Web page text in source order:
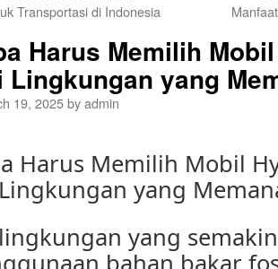
Transportasi di Indonesia
Harus Memilih
Lingkungan yang
19, 2025byadmin
Harus Memilih Mobil
yang
yang
bahan bakar